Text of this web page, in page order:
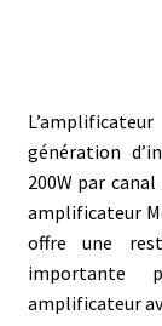
génération
200W par
amplificateur
offre une
importante
amplificateur